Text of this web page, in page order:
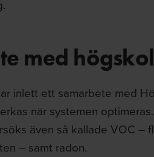
med
inlett ett samarbete med
när systemen
även så kallade VOC –
– samt radon.